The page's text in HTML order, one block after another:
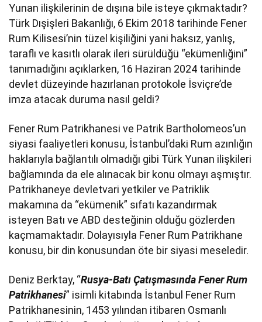
Yunan ilişkilerinin de dışına bile isteye çıkmaktadır?
Türk Dışişleri Bakanlığı, 6 Ekim 2018 tarihinde Fener
Rum Kilisesi’nin tüzel kişiliğini yani haksız, yanlış,
taraflı ve kasıtlı olarak ileri sürüldüğü “ekümenliğini”
tanımadığını açıklarken, 16 Haziran 2024 tarihinde
devlet düzeyinde hazırlanan protokole İsviçre’de
imza atacak duruma nasıl geldi?
Fener Rum Patrikhanesi ve Patrik Bartholomeos’un
siyasi faaliyetleri konusu, İstanbul’daki Rum azınlığın
haklarıyla bağlantılı olmadığı gibi Türk Yunan ilişkileri
bağlamında da ele alınacak bir konu olmayı aşmıştır.
Patrikhaneye devletvari yetkiler ve Patriklik
makamına da “ekümenik” sıfatı kazandırmak
isteyen Batı ve ABD desteğinin olduğu gözlerden
kaçmamaktadır. Dolayısıyla Fener Rum Patrikhane
konusu, bir din konusundan öte bir siyasi meseledir.
Deniz Berktay, “Rusya-Batı Çatışmasında Fener Rum
Patrikhanesi” isimli kitabında İstanbul Fener Rum
Patrikhanesinin, 1453 yılından itibaren Osmanlı